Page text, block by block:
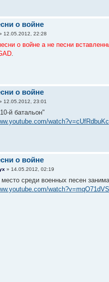
о войне
12.05.2012, 22:28
о войне а не песни
.
о войне
12.05.2012, 23:01
й батальон"
о войне
» 14.05.2012, 02:19
среди военных песен